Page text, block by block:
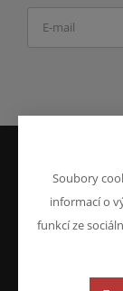
VŠE O NÁKUPU
Obchodní
Reklamace
Doprava a platba
Soubory
informací o
funkcí ze